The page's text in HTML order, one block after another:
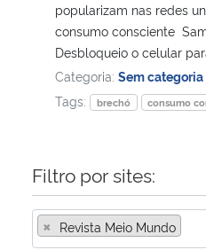
Ministério de Minas e Energia
Ministério do Meio Ambiente
Ministério do Desenvolvimento Regional
popularizam nas redes
consumo consciente
Desbloqueio o celular
Categoria: Sem categoria
Tags:
brechó consumo
Filtro por sites:
× Revista Meio Mundo